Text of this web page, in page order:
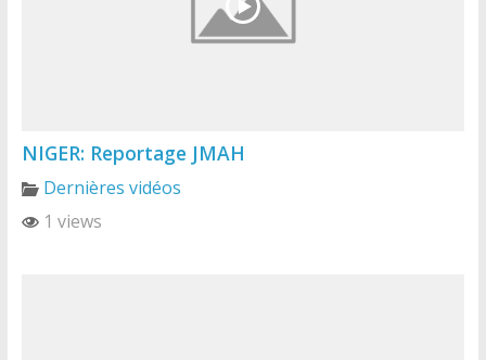
NIGER: Reportage JMAH
Dernières vidéos
1 views